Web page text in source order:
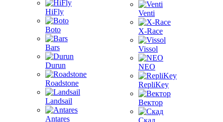
HiFly
Boto
Bars
Durun
Roadstone
Landsail
Antares
Venti
X-Race
Vissol
NEO
RepliKey
Вектор
Скад